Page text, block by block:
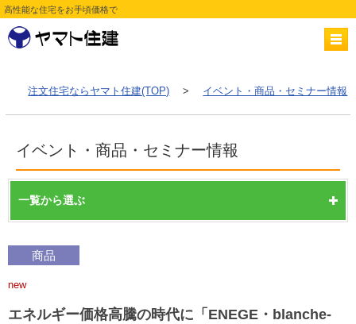
高性能な住宅をお手頃価格で
注文住宅ならヤマト住建(TOP) > イベント・商品・セミナー情報
イベント・商品・セミナー情報
一覧から選ぶ
商品
new
エネルギー価格高騰の時代に「ENEGE・blanche-